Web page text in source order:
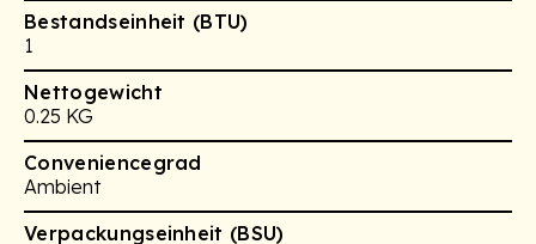
Bestandseinheit (BTU)
1
Nettogewicht
0.25 KG
Conveniencegrad
Ambient
Verpackungseinheit (BSU)